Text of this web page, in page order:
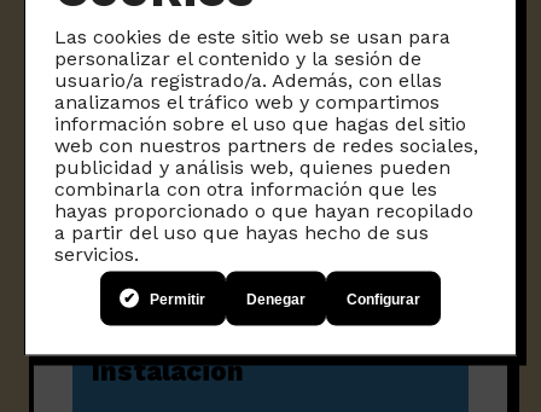
Las cookies de este sitio web se usan para
personalizar el contenido y la sesión de
usuario/a registrado/a. Además, con ellas
analizamos el tráfico web y compartimos
información sobre el uso que hagas del sitio
web con nuestros partners de redes sociales,
publicidad y análisis web, quienes pueden
combinarla con otra información que les
hayas proporcionado o que hayan recopilado
a partir del uso que hayas hecho de sus
servicios.
Permitir Denegar Configurar
equipos si hace falta.
3
Periodo de pruebas
Para ajustar lo que sea necesario.
4
Instalación